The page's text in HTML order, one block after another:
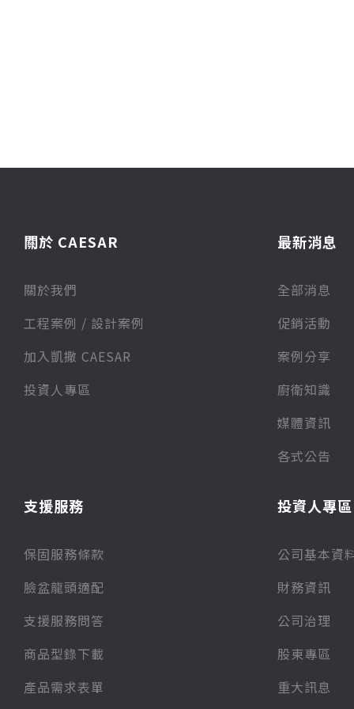
關於 CAESAR
關於我們
⼯程案例 / 設計案例
加入凱撒 CAESAR
投資人專區
最新消息
全部消息
促銷活動
案例分享
廚衛知識
媒體資訊
各式公告
支援服務
保固服務條款
臉盆龍頭適配
支援服務問答
商品型錄下載
產品需求表單
投資人專區
公司基本資
財務資訊
公司治理
股東專區
重大訊息